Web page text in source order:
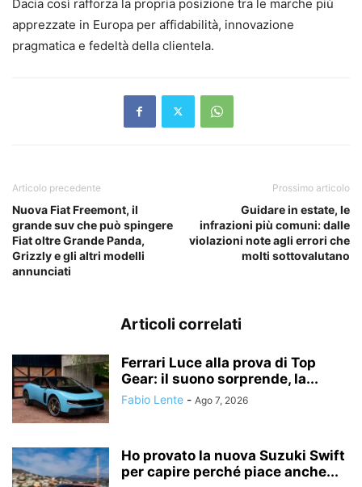
Dacia così rafforza la propria posizione tra le marche più
apprezzate in Europa per affidabilità, innovazione
pragmatica e fedeltà della clientela.
Articolo precedente
Nuova Fiat Freemont, il
grande suv che può spingere
Fiat oltre Grande Panda,
Grizzly e gli altri modelli
annunciati
Prossimo articolo
Guidare in estate, le
infrazioni più comuni: dalle
violazioni note agli errori che
molti sottovalutano
Articoli correlati
Ferrari Luce alla prova di Top
Gear: il suono sorprende, la...
Fabio Lente - Ago 7, 2026
Ho provato la nuova Suzuki Swift
per capire perché piace anche...